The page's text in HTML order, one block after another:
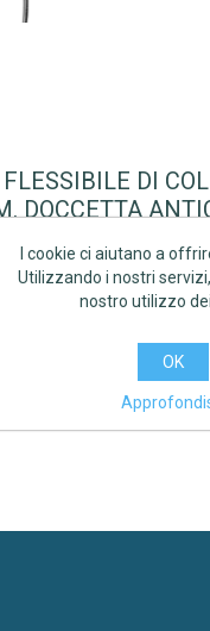
DI
DOCCETTA
SUPPORTO
CM 150.
I cookie ci aiutano a
Utilizzando i nostri
nostro utilizzo
OK